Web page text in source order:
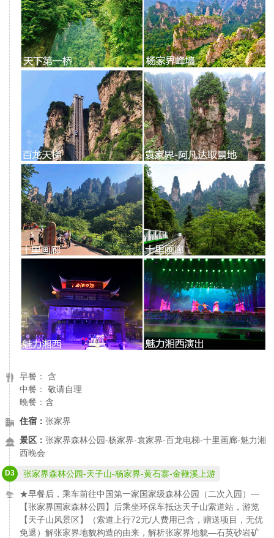
早餐： 含
中餐： 敬请自理
晚餐：含
住宿： 张家界
景区： 张家界森林公园-杨家界-袁家界-百龙电梯-十里画廊-魅力湘
西晚会
D3 张家界森林公园-天子山-杨家界-黄石寨-金鞭溪上游
★早餐后，乘车前往中国第一家国家级森林公园（二次入园）—
【张家界国家森林公园】后乘坐环保车抵达天子山索道站，游览
【天子山风景区】（索道上行72元/人费用已含，赠送项目，无优
免退）解张家界地貌构造的由来，解析张家界地貌—石英砂岩矿